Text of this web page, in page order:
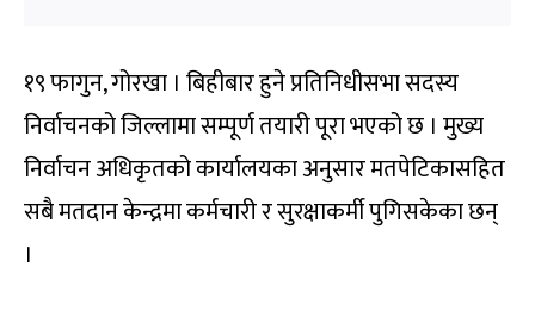
१९ फागुन, गोरखा । बिहीबार हुने प्रतिनिधीसभा सदस्य
निर्वाचनको जिल्लामा सम्पूर्ण तयारी पूरा भएको छ । मुख्य
निर्वाचन अधिकृतको कार्यालयका अनुसार मतपेटिकासहित
सबै मतदान केन्द्रमा कर्मचारी र सुरक्षाकर्मी पुगिसकेका छन्
।